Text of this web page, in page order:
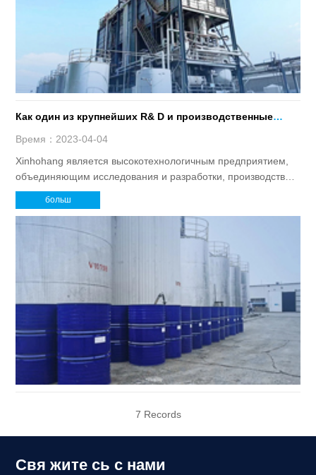
Как один из крупнейших R& D и производственные
базы экологически чистых пластификаторов в Китае
Время：2023-04-04
Xinhohang является высокотехнологичным предприятием,
объединяющим исследования и разработки, производство,
продажи и обслуживание продуктов, таких как экологически
чистые пластификаторы, инженерные и технические услуги
и т. д. Как один из крупнейших R& D и производственные
базы для экологически чистых пластификаторов в Китае.
больш
7 Records
Свя жите сь с нами